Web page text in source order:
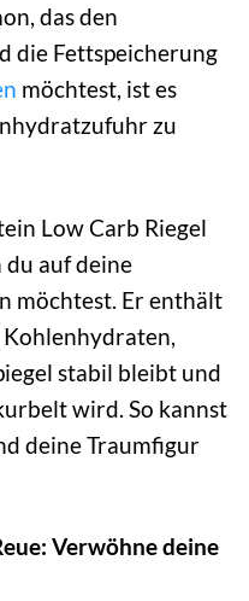
das den
die Fettspeicherung
möchtest, ist es
zu
Low Carb Riegel
du auf deine
möchtest. Er enthält
stabil bleibt und
wird. So kannst
deine Traumfigur
Verwöhne deine